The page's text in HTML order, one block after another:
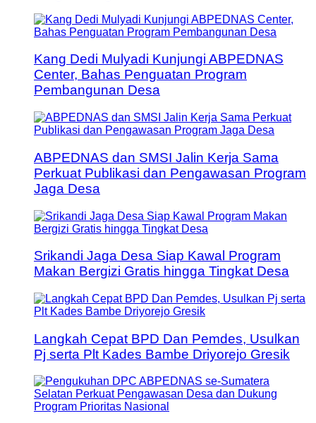
Kang Dedi Mulyadi Kunjungi ABPEDNAS
Center, Bahas Penguatan Program
Pembangunan Desa
ABPEDNAS dan SMSI Jalin Kerja Sama
Perkuat Publikasi dan Pengawasan Program
Jaga Desa
Srikandi Jaga Desa Siap Kawal Program
Makan Bergizi Gratis hingga Tingkat Desa
Langkah Cepat BPD Dan Pemdes, Usulkan
Pj serta Plt Kades Bambe Driyorejo Gresik